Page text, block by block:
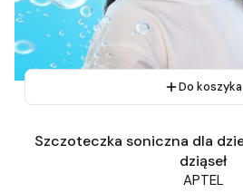
Do koszyka
Szczoteczka soniczna dla
dziąseł
APTEL